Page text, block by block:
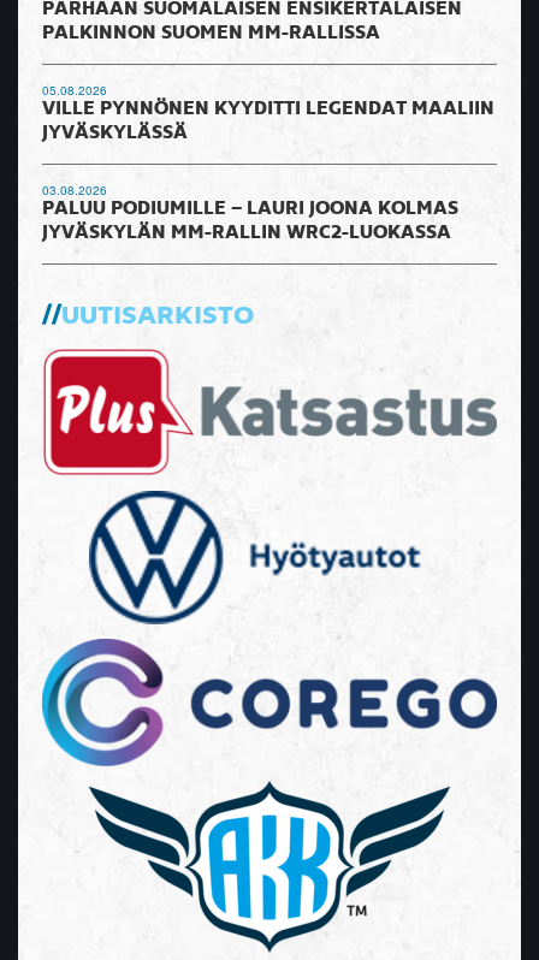
PARHAAN SUOMALAISEN ENSIKERTALAISEN
PALKINNON SUOMEN MM-RALLISSA
05.08.2026
VILLE PYNNÖNEN KYYDITTI LEGENDAT MAALIIN
JYVÄSKYLÄSSÄ
03.08.2026
PALUU PODIUMILLE – LAURI JOONA KOLMAS
JYVÄSKYLÄN MM-RALLIN WRC2-LUOKASSA
UUTISARKISTO